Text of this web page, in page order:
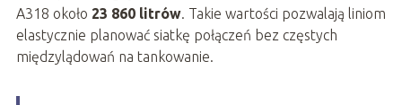
A318 około 23 860 litrów. Takie wartości pozwalają liniom
elastycznie planować siatkę połączeń bez częstych
międzylądowań na tankowanie.